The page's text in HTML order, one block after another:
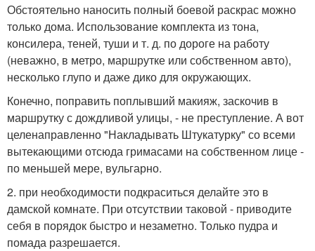
Обстоятельно наносить полный боевой раскрас можно
только дома. Использование комплекта из тона,
консилера, теней, туши и т. д. по дороге на работу
(неважно, в метро, маршрутке или собственном авто),
несколько глупо и даже дико для окружающих.
Конечно, поправить поплывший макияж, заскочив в
маршрутку с дождливой улицы, - не преступление. А вот
целенаправленно "Накладывать Штукатурку" со всеми
вытекающими отсюда гримасами на собственном лице -
по меньшей мере, вульгарно.
2. при необходимости подкраситься делайте это в
дамской комнате. При отсутствии таковой - приводите
себя в порядок быстро и незаметно. Только пудра и
помада разрешается.